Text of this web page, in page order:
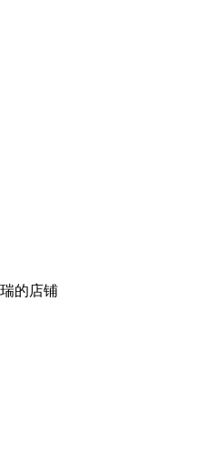
的店铺